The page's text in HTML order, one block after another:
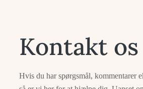
Kontakt os
Hvis du har spørgsmål, kommentarer